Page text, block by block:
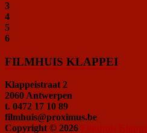
3
4
5
6
FILMHUIS KLAPPEI
Klappeistraat 2
2060 Antwerpen
t. 0472 17 10 89
filmhuis@proximus.be
Copyright © 2026